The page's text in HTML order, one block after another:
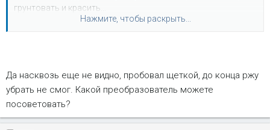
грунтовать и красить...
На сколько это "сильно", коль на сквозь, то тады ой...
порогов и днища?...."
Рихтовка рулит... составы то подходят, но как это
Нажмите, чтобы раскрыть...
Да насквозь еще не видно, пробовал щеткой, до конца ржу
убрать не смог. Какой преобразователь можете
посоветовать?